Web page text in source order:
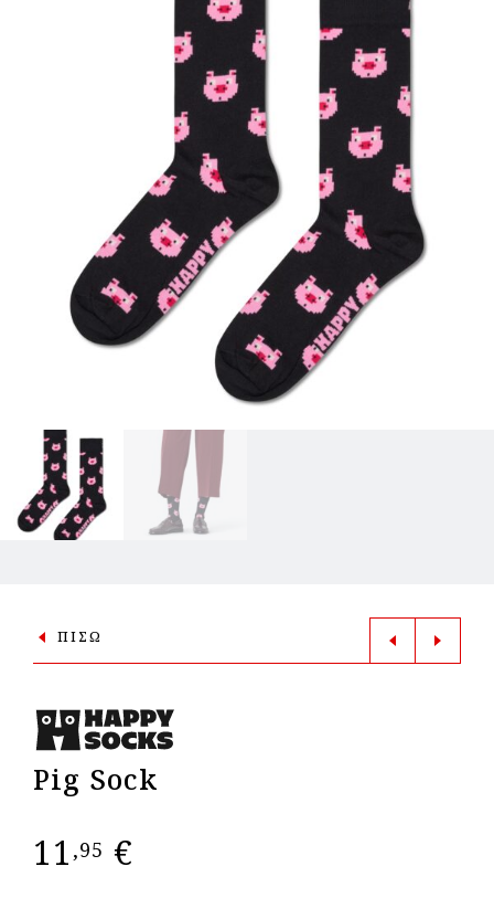
ΠΙΣΩ
Pig Sock
11 ,95 €